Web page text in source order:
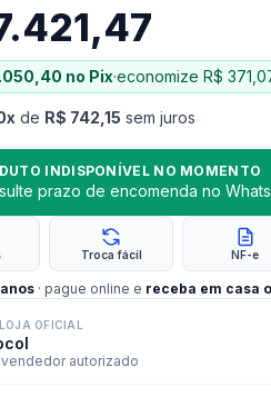
no Pix·economize R$
x de R$ 742,15 sem juros
INDISPONÍVEL NO MOMENTO
prazo de encomenda no
Troca fácil NF-e
anos · pague online e receba em casa
LOJA OFICIAL
autorizado